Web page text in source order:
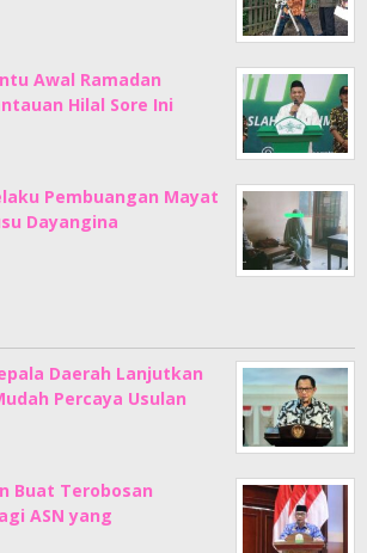
Awal Ramadan
Hilal Sore Ini
Pembuangan Mayat
Dayangina
Daerah Lanjutkan
Percaya Usulan
Buat Terobosan
ASN yang